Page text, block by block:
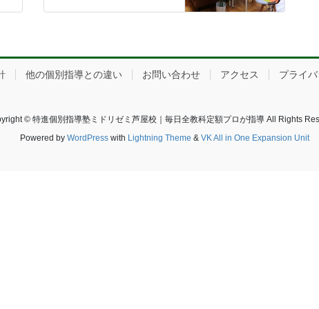
他の個別指導との違い お問い合わせ アクセス プライ
© 特進個別指導塾ミドリゼミ芦屋校｜毎日全教科定額プロが指導 All Rights
Powered by WordPresswith Lightning Theme & VK All in One Expansion Unit